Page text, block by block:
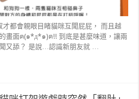
才都會親眼目睹貓咪互聞屁屁， 而且越
畫面ฅ(๑*д*๑)ฅ!! 到底是甚麼味道，讓兩
又舔？ 是說…認識新朋友就 …